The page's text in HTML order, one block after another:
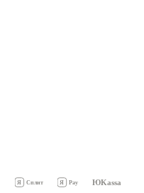
Я Сплит Я Pay ЮKassa